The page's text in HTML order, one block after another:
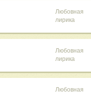
Любовная
лирика
Любовная
лирика
Любовная